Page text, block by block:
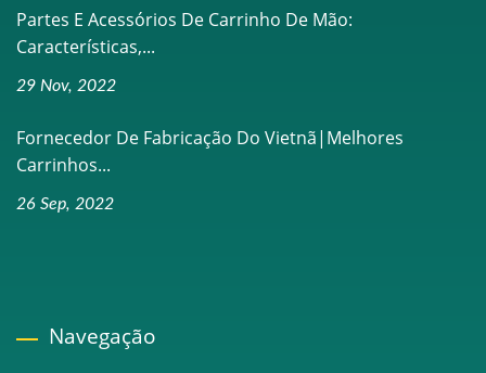
Partes E Acessórios De Carrinho De Mão:
Características,...
29 Nov, 2022
Fornecedor De Fabricação Do Vietnã|Melhores
Carrinhos...
26 Sep, 2022
Navegação